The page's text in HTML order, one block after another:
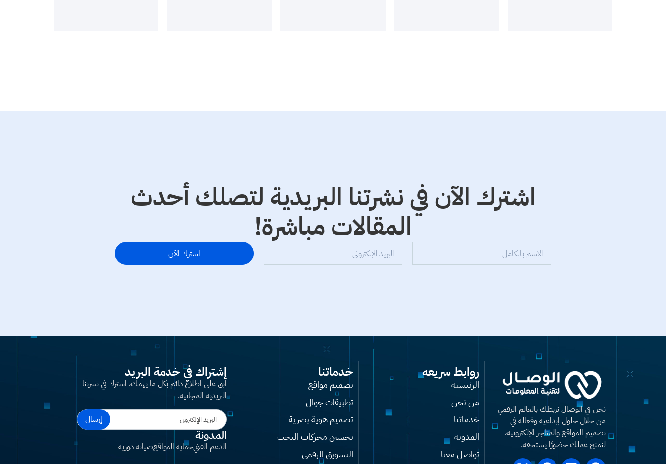
اشترك الآن في نشرتنا البريدية لتصلك أحدث
المقالات مباشرة!
اشترك الآن
نحن في الوصال نربطك بالعالم الرقمي
من خلال حلول إبداعية وفعالة في
تصميم المواقع والمتاجر الإلكترونية،
لنمنح عملك حضورًا يستحقه.
روابط سريعه
الرئيسية
من نحن
خدماتنا
المدونة
تواصل معنا
خدماتنا
تصميم مواقع
تطبيقات جوال
تصميم هوية بصرية
تحسين محركات البحث
التسويق الرقمي
إشتراك في خدمة البريد
ابق على اطلاع دائم بكل ما يهمك، اشترك في نشرتنا
البريدية المجانية.
إرسال
المدونة
الدعم الفنيحماية المواقعصيانة دورية